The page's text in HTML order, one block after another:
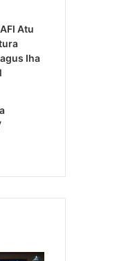
Tau
no Setór
Atu
Iha